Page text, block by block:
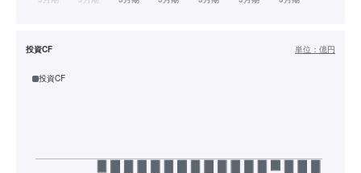
投資CF 単位： 億円
投資CF